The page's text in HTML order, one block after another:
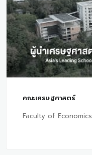
คณะเศรษฐศาสตร์
Faculty of Economics